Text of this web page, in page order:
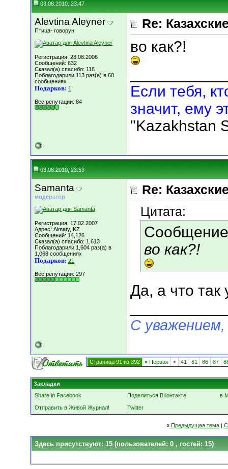
03.08.2010, 23:47
Alevtina Aleyner
Птица- говорун
Регистрация: 28.08.2006
Сообщений: 632
Сказал(а) спасибо: 116
Поблагодарили 113 раз(а) в 60
сообщениях
Подарков: 1
Вес репутации: 84
Re:
во как?!
Если тебя,
значит, ему
"Kazakhstan
03.08.2010, 23:53
Samanta
модератор
Регистрация: 17.02.2007
Адрес: Almaty, KZ
Сообщений: 14,126
Сказал(а) спасибо: 1,613
Поблагодарили 1,604 раз(а) в
1,068 сообщениях
Подарков: 21
Вес репутации: 297
Re:
Цитата:
во как?!
Да, а что так
С
Страница 91 из 392 « Первая < 41 81 86 87
Закладки
Share in Facebook
Поделиться ВКонтакте
в
Отправить в Живой Журнал!
Twitter
« Предыдущая тема|
Здесь присутствуют: 15 (пользователей: 0 , гостей: 15)